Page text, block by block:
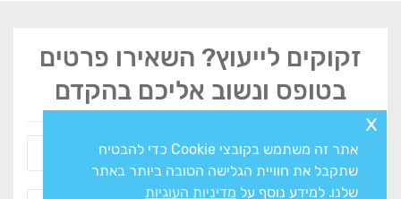
זקוקים לייעוץ? השאירו פרטים
בטופס ונשוב אליכם בהקדם
אתר זה משתמש בקובצי Cookie כדי להבטיח
שתקבל את חוויית הגלישה הטובה ביותר באתר
שלנו. למידע נוסף על מדיניות העוגיות
x